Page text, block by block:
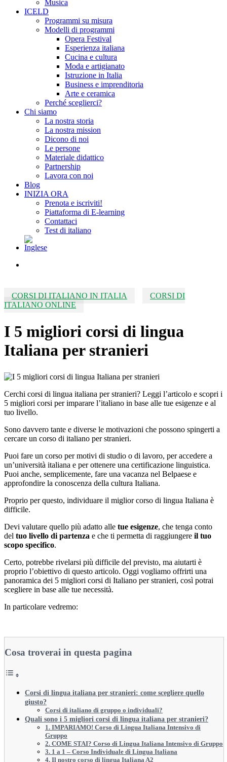
Musica
ICELD
Programmi su misura
Modelli di programmi
Opera Festival
Esperienza italiana
Cucina e cultura
Moda e artigianato
Istruzione in Italia
Business e imprenditoria
Arte e ceramica
Perché sceglierci?
Chi siamo
La nostra storia
La nostra mission
Dicono di noi
Le persone
Materiale didattico
Partnership
Lavora con noi
Blog
INIZIA ORA
Prenota e iscriviti!
Piattaforma di E-learning
Contattaci
Test di italiano
CORSI DI ITALIANO IN ITALIA
CORSI DI
ITALIANO ONLINE
I 5 migliori corsi di lingua
Italiana per stranieri
Cerchi corsi di lingua italiana per stranieri? Leggi l’articolo e scopri i
5 migliori corsi per imparare l’italiano in base alle tue esigenze e al
tuo livello.
Sono davvero tante e diverse le motivazioni che possono spingerti a
cercare un corso di italiano per stranieri.
Puoi fare un corso per motivi di studio o di lavoro, per accedere a
un’università italiana e per ottenere una certificazione linguistica.
Puoi anche, semplicemente, fare una vacanza nel Belpaese e
approfondire la conoscenza della cultura Italiana.
Proprio per questo, individuare il miglior corso di lingua Italiana è
difficile.
Devi valutare quello più adatto alle tue esigenze, che tenga conto
del tuo livello di partenza e che ti permetta di raggiungere il tuo
scopo specifico.
Certo, potrebbe rivelarsi più difficile del previsto, ma aiutarti è
proprio l’obiettivo di questo articolo. Oggi vogliamo offrirti una
panoramica dei 5 migliori corsi di Italiano per stranieri, così potrai
scegliere in base alle tue necessità.
In particolare vedremo:
Cosa troverai in questa pagina
Corsi di lingua italiana per stranieri: come scegliere quello
giusto?
Corsi di italiano di gruppo o individuali?
Quali sono i 5 migliori corsi di lingua italiana per stranieri?
1. IMPARIAMO! Corso di Lingua Italiana Intensivo di
Gruppo
2. COME STAI? Corso di Lingua Italiana Intensivo di Gruppo
3. 1 a 1 – Corso Individuale di Lingua Italiana
4. Il nostro corso di lingua Italiana A2